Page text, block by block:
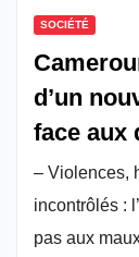
SOCIÉTÉ
d’un
face aux
– Violences,
incontrôlés :
pas aux